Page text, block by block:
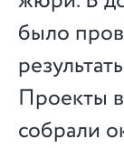
было
Проекты
собрали